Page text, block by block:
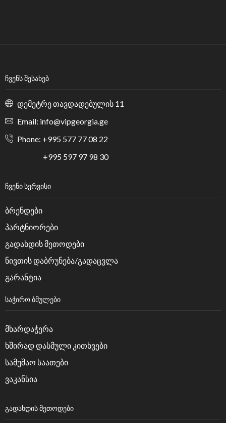
ᲩᲕᲔᲜᲡ ᲨᲔᲡᲐᲮᲔᲑ
დემეტრე თავდადებულის 11
Email: info@vipgeorgia.ge
Phone: +995 577 77 08 22
+995 597 97 98 30
ᲩᲕᲔᲜᲘ ᲡᲔᲠᲕᲘᲡᲘ
ბრენდები
პარტნიორები
გადახდის მეთოდები
ნივთის დაბრუნება/გადაცვლა
გარანტია
ᲡᲐᲭᲘᲠᲝ ᲑᲛᲣᲚᲔᲑᲘ
მხარდაჭერა
ხშირად დასმული კითხვები
სამუშაო საათები
ვაკანსია
ᲒᲐᲓᲐᲮᲓᲘᲡ ᲛᲔᲗᲝᲓᲔᲑᲘ